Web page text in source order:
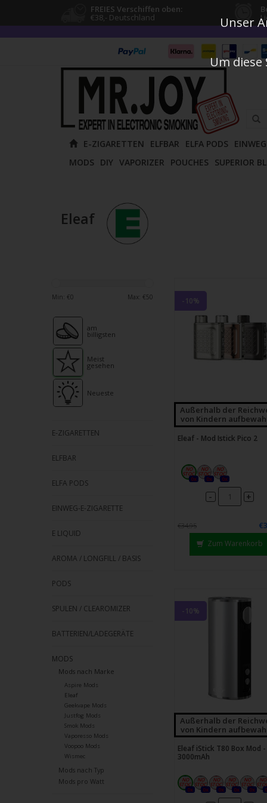
FREIES Verschiffen oben:
€38,- Deutschland
die
Pfeile
Drücke
um
zu
und
E-ZIGARETTEN ELFBAR ELFA PODS
MODS DIY VAPORIZER POUCHES SUPERIOR
Eleaf
Min: €0 Max: €50
am
billigsten
Meist
gesehen
Neueste
E-ZIGARETTEN
ELFBAR
ELFA PODS
EINWEG-E-ZIGARETTE
E LIQUID
AROMA / LONGFILL / BASIS
PODS
SPULEN / CLEAROMIZER
BATTERIEN/LADEGERÄTE
MODS
Mods nach Marke
Aspire Mods
Eleaf
Geekvape Mods
Justfog Mods
Smok Mods
Vaporesso Mods
Voopoo Mods
Wismec
Mods nach Typ
Mods pro Watt
-10%
Außerhalb der
von Kindern
Eleaf - Mod Istick Pico 2
0x 0x 0x
- +
€34,95
Zum Warenkorb
-10%
Außerhalb der
von Kindern
Eleaf iStick T80 Box Mod -
3000mAh
0x 0x 0x 0x 0x
Unser
Um diese